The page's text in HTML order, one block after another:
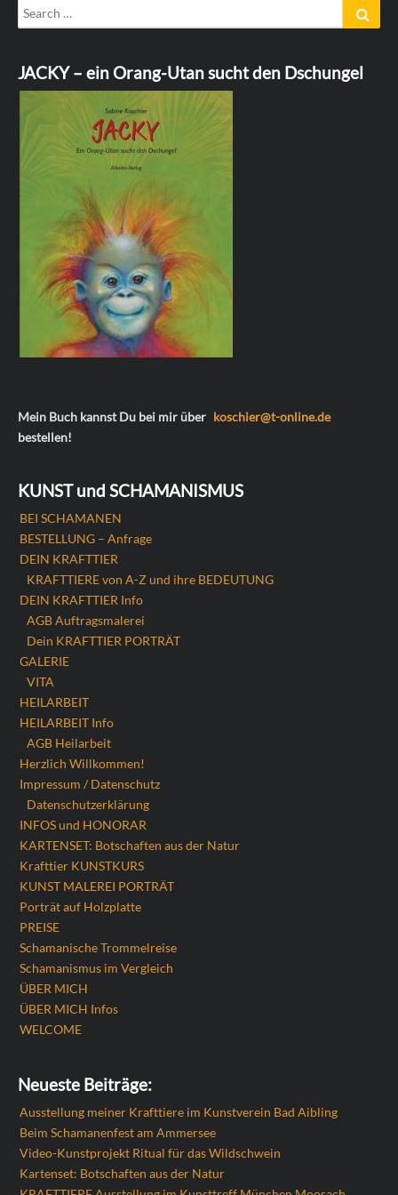
Search
for:
JACKY – ein Orang-Utan sucht den Dschungel
Mein Buch kannst Du bei mir über koschier@t-online.de
bestellen!
KUNST und SCHAMANISMUS
BEI SCHAMANEN
BESTELLUNG – Anfrage
DEIN KRAFTTIER
KRAFTTIERE von A-Z und ihre BEDEUTUNG
DEIN KRAFTTIER Info
AGB Auftragsmalerei
Dein KRAFTTIER PORTRÄT
GALERIE
VITA
HEILARBEIT
HEILARBEIT Info
AGB Heilarbeit
Herzlich Willkommen!
Impressum / Datenschutz
Datenschutzerklärung
INFOS und HONORAR
KARTENSET: Botschaften aus der Natur
Krafttier KUNSTKURS
KUNST MALEREI PORTRÄT
Porträt auf Holzplatte
PREISE
Schamanische Trommelreise
Schamanismus im Vergleich
ÜBER MICH
ÜBER MICH Infos
WELCOME
Neueste Beiträge:
Ausstellung meiner Krafttiere im Kunstverein Bad Aibling
Beim Schamanenfest am Ammersee
Video-Kunstprojekt Ritual für das Wildschwein
Kartenset: Botschaften aus der Natur